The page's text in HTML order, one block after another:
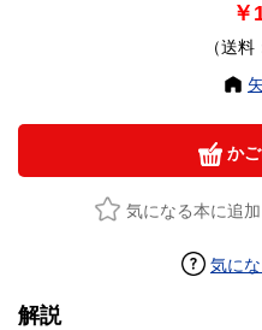
￥
（送料
か
気になる本に追
気に
解説